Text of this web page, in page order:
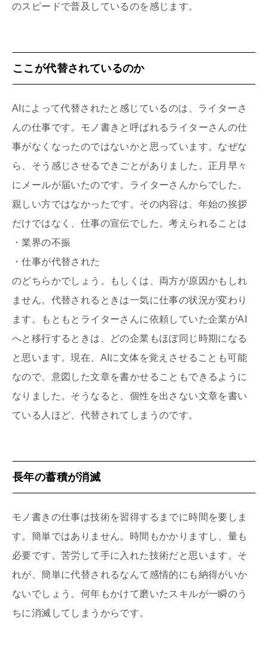
のスピードで普及しているのを感じます。
ここが代替されているのか
AIによって代替されたと感じているのは、ライターさ
んの仕事です。モノ書きと呼ばれるライターさんの仕
事がなくなったのではないかと思っています。なぜな
ら、そう感じさせるできごとがありました。正月早々
にメールが届いたのです。ライターさんからでした。
親しい方ではなかったです。その内容は、年始の挨拶
だけではなく、仕事の宣伝でした。考えられることは
・業界の不振
・仕事が代替された
のどちらかでしょう。もしくは、両方が原因かもしれ
ません。代替されるときは一気に仕事の状況が変わり
ます。もともとライターさんに依頼していた企業がAI
へと移行するときは、どの企業もほぼ同じ時期になる
と思います。現在、AIに文体を覚えさせることも可能
なので、意図した文章を書かせることもできるように
なりました。そうなると、個性を出さない文章を書い
ている人ほど、代替されてしまうのです。
長年の蓄積が消滅
モノ書きの仕事は技術を習得するまでに時間を要しま
す。簡単ではありません。時間もかかりますし、量も
必要です。苦労して手に入れた技術だと思います。そ
れが、簡単に代替されるなんて感情的にも納得がいか
ないでしょう。何年もかけて磨いたスキルが一瞬のう
ちに消滅してしまうからです。